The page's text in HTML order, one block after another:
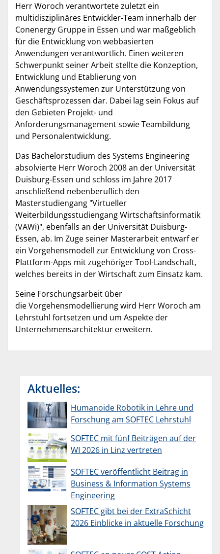
Herr Woroch verantwortete zuletzt ein
multidisziplinäres Entwickler-Team innerhalb der
Conenergy Gruppe in Essen und war maßgeblich
für die Entwicklung von webbasierten
Anwendungen verantwortlich. Einen weiteren
Schwerpunkt seiner Arbeit stellte die Konzeption,
Entwicklung und Etablierung von
Anwendungssystemen zur Unterstützung von
Geschäftsprozessen dar. Dabei lag sein Fokus auf
den Gebieten Projekt- und
Anforderungsmanagement sowie Teambildung
und Personalentwicklung.
Das Bachelorstudium des Systems Engineering
absolvierte Herr Woroch 2008 an der Universität
Duisburg-Essen und schloss im Jahre 2017
anschließend nebenberuflich den
Masterstudiengang "Virtueller
Weiterbildungsstudiengang Wirtschaftsinformatik
(VAWi)", ebenfalls an der Universität Duisburg-
Essen, ab. Im Zuge seiner Masterarbeit entwarf er
ein Vorgehensmodell zur Entwicklung von Cross-
Plattform-Apps mit zugehöriger Tool-Landschaft,
welches bereits in der Wirtschaft zum Einsatz kam.
Seine Forschungsarbeit über
die Vorgehensmodellierung wird Herr Woroch am
Lehrstuhl fortsetzen und um Aspekte der
Unternehmensarchitektur erweitern.
Aktuelles:
Humanoide Robotik in Lehre und
Forschung am SOFTEC Lehrstuhl
SOFTEC mit fünf Beiträgen auf der
WI 2026 in Linz vertreten
SOFTEC veröffentlicht Beitrag in
Business & Information Systems
Engineering
SOFTEC gibt bei der ExtraSchicht
2026 Einblicke in aktuelle Forschung